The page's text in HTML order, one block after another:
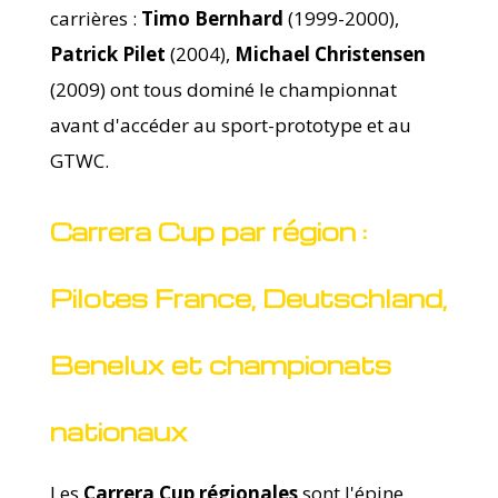
carrières : Timo Bernhard (1999-2000),
Patrick Pilet (2004), Michael Christensen
(2009) ont tous dominé le championnat
avant d'accéder au sport-prototype et au
GTWC.
Carrera Cup par région :
Pilotes France, Deutschland,
Benelux et championats
nationaux